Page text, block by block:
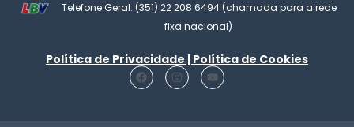
Telefone Geral: (351) 22 208 6494 (chamada para a rede
fixa nacional)
Política de Privacidade | Política de Cookies
F
a
I
n
Y
o